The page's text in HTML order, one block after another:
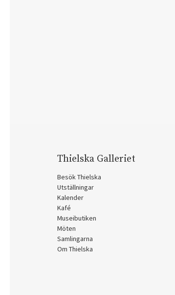
Thielska Galleriet
Besök Thielska
Utställningar
Kalender
Kafé
Museibutiken
Möten
Samlingarna
Om Thielska